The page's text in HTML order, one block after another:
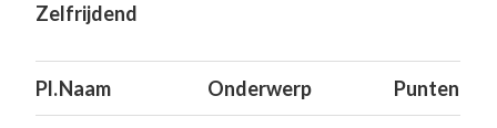
Zelfrijdend
Pl.Naam Onderwerp Punten